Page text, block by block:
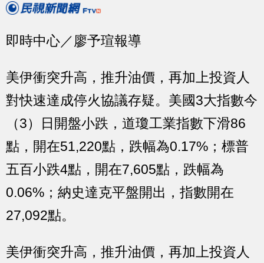
即時中心／廖予瑄報導
美伊衝突升高，推升油價，再加上投資人
對快速達成停火協議存疑。美國3大指數今
（3）日開盤小跌，道瓊工業指數下滑86
點，開在51,220點，跌幅為0.17%；標普
五百小跌4點，開在7,605點，跌幅為
0.06%；納史達克平盤開出，指數開在
27,092點。
美伊衝突升高，推升油價，再加上投資人